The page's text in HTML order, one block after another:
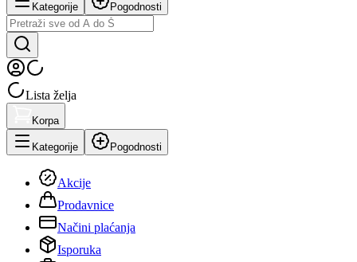
Kategorije Pogodnosti
Lista želja
Korpa
Kategorije Pogodnosti
Akcije
Prodavnice
Načini plaćanja
Isporuka